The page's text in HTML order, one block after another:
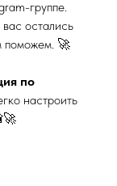
группе.
вас остались
поможем. 🚀
по
настроить